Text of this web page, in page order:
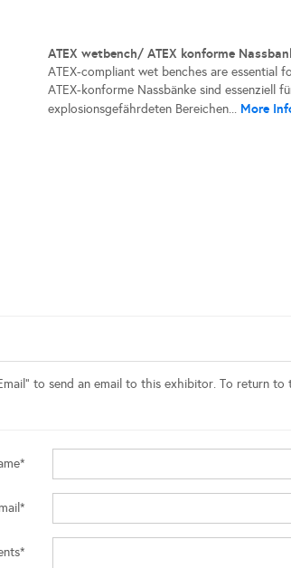
ATEX wetbench/ ATEX konforme
ATEX-compliant wet benches are essential
ATEX-konforme Nassbänke sind essenziell
explosionsgefährdeten Bereichen... More
to send an email to this exhibitor. To return